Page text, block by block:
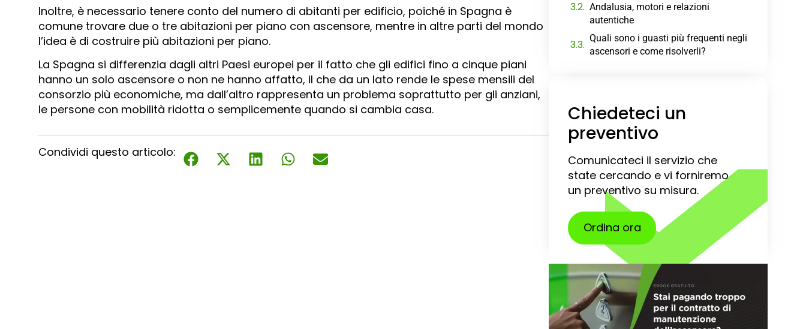
Inoltre, è necessario tenere conto del numero di abitanti per edificio, poiché in Spagna è
comune trovare due o tre abitazioni per piano con ascensore, mentre in altre parti del mondo
l’idea è di costruire più abitazioni per piano.
La Spagna si differenzia dagli altri Paesi europei per il fatto che gli edifici fino a cinque piani
hanno un solo ascensore o non ne hanno affatto, il che da un lato rende le spese mensili del
consorzio più economiche, ma dall’altro rappresenta un problema soprattutto per gli anziani,
le persone con mobilità ridotta o semplicemente quando si cambia casa.
Condividi questo articolo:
Andalusia, motori e relazioni
autentiche
Quali sono i guasti più frequenti negli
ascensori e come risolverli?
Chiedeteci un
preventivo
Comunicateci il servizio che
state cercando e vi forniremo
un preventivo su misura.
Ordina ora